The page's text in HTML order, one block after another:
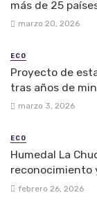
más de 25
marzo 20, 2026
ECO
Proyecto de
tras años de
marzo 3, 2026
ECO
Humedal La
reconocimiento
febrero 26, 2026